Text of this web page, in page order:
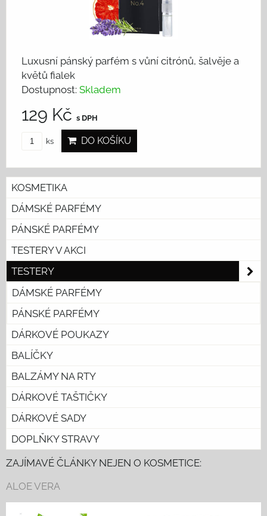
Luxusní pánský parfém s vůní citrónů, šalvěje a
květů fialek
Dostupnost: Skladem
129 Kč s DPH
ks DO KOŠÍKU
KOSMETIKA
DÁMSKÉ PARFÉMY
PÁNSKÉ PARFÉMY
TESTERY V AKCI
TESTERY
DÁMSKÉ PARFÉMY
PÁNSKÉ PARFÉMY
DÁRKOVÉ POUKAZY
BALÍČKY
BALZÁMY NA RTY
DÁRKOVÉ TAŠTIČKY
DÁRKOVÉ SADY
DOPLŇKY STRAVY
ZAJÍMAVÉ ČLÁNKY NEJEN O KOSMETICE:
ALOE VERA